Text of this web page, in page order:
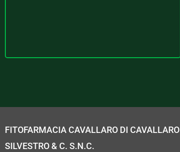
FITOFARMACIA CAVALLARO DI CAVALLARO
SILVESTRO & C. S.N.C.